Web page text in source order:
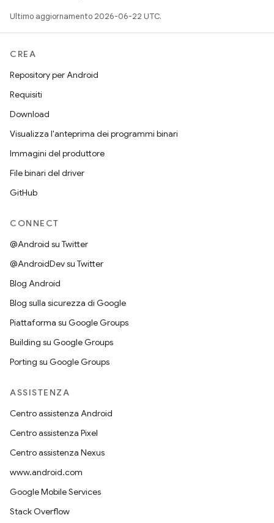
Ultimo aggiornamento 2026-06-22 UTC.
CREA
Repository per Android
Requisiti
Download
Visualizza l'anteprima dei programmi binari
Immagini del produttore
File binari del driver
GitHub
CONNECT
@Android su Twitter
@AndroidDev su Twitter
Blog Android
Blog sulla sicurezza di Google
Piattaforma su Google Groups
Building su Google Groups
Porting su Google Groups
ASSISTENZA
Centro assistenza Android
Centro assistenza Pixel
Centro assistenza Nexus
www.android.com
Google Mobile Services
Stack Overflow